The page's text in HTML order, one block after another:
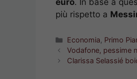
più rispetto a
Categorie
Economia, Primo
Vodafone, pessime
Clarissa Selassié